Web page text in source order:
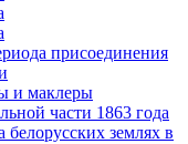
присоединения
и маклеры
части 1863 года
белорусских землях в